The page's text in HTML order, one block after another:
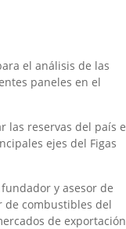
el análisis de las
paneles en el
las reservas del país e
ejes del Figas
y asesor de
de combustibles del
de exportación